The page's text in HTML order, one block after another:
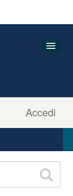
Accedi